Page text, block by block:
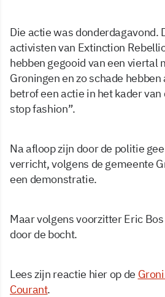
Die actie was donderdagavond.
activisten van Extinction
hebben gegooid van een viertal
Groningen en zo schade
betrof een actie in het kader
stop fashion”.
Na afloop zijn door de politie
verricht, volgens de gemeente
een demonstratie.
Maar volgens voorzitter Eric
door de bocht.
Lees zijn reactie hier op de
Courant.